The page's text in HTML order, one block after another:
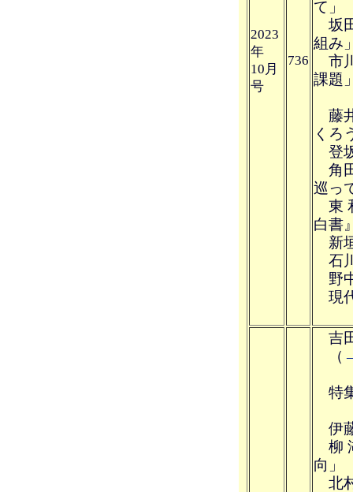
2023
年
10月
号
736
て」
坂
組み
市
課題
藤
くろ
登
角
巡っ
東
白書
新
石
野
現
吉
（
特
伊
柳
向」
北